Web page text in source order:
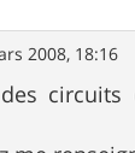
2008, 18:16